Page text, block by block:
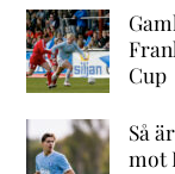
Cup
Så
mot